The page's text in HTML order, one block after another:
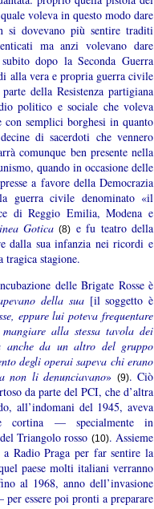
voleva in questo modo dare
si dovevano più sentire traditi
ma anzi volevano dare
dopo la Seconda Guerra
alla vera e propria guerra civile
della Resistenza partigiana
politico e sociale che voleva
semplici borghesi in quanto
di sacerdoti che vennero
comunque ben presente nella
quando in occasione delle
a favore della Democrazia
guerra civile denominato «il
di Reggio Emilia, Modena e
Gotica (8) e fu teatro della
dalla sua infanzia nei ricordi e
tragica stagione.
delle Brigate Rosse è
della sua [il soggetto è
eppure lui poteva frequentare
alla stessa tavola dei
anche da un altro del gruppo
degli operai sapeva chi erano
non li denunciavano» (9). Ciò
da parte del PCI, che d’altra
all’indomani del 1945, aveva
cortina — specialmente in
Triangolo rosso (10). Assieme
Radio Praga per far sentire la
paese molti italiani verranno
al 1968, anno dell’invasione
essere poi pronti a preparare